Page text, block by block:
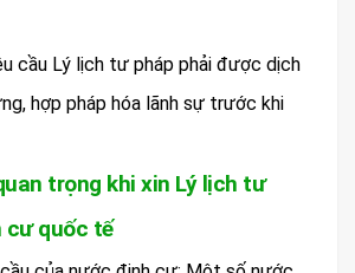
cầu Lý lịch tư pháp phải được dịch
hợp pháp hóa lãnh sự trước khi
trọng khi xin Lý lịch tư
cư quốc tế